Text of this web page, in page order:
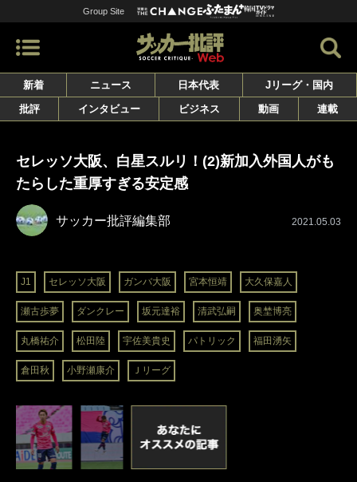
Group Site
新着 ニュース 日本代表
Jリーグ・国内
批評
インタビュー ビジネス 動画 連載
セレッソ大阪、白星スルリ！(2)新加入外国人がも
たらした重厚すぎる安定感
サッカー批評編集部 2021.05.03
J1 セレッソ大阪 ガンバ大阪 宮本恒靖 大久保嘉人
瀬古歩夢 ダンクレー 坂元達裕 清武弘嗣 奥埜博亮
丸橋祐介 松田陸 宇佐美貴史 パトリック 福田湧矢
倉田秋 小野瀬康介 Ｊリーグ